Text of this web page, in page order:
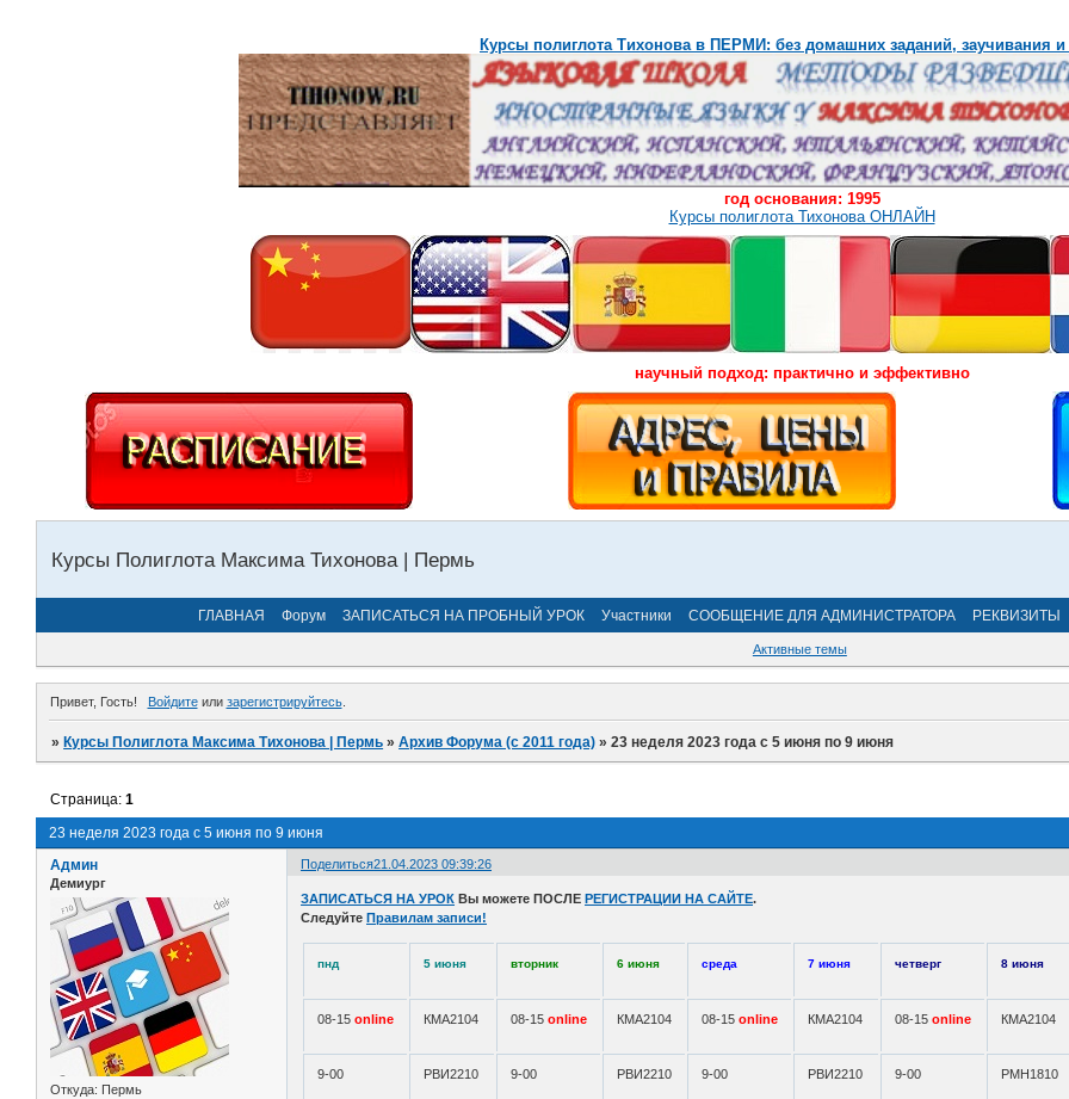
Курсы полиглота Тихонова в ПЕРМИ: без домашних заданий, заучивания и
год основания: 1995
Курсы полиглота Тихонова ОНЛАЙН
научный подход: практично и эффективно
Курсы Полиглота Максима Тихонова | Пермь
ГЛАВНАЯ Форум ЗАПИСАТЬСЯ НА ПРОБНЫЙ УРОК Участники СООБЩЕНИЕ ДЛЯ АДМИНИСТРАТОРА РЕКВИЗИТЫ
Активные темы
Привет, Гость! Войдитеили зарегистрируйтесь.
»Курсы Полиглота Максима Тихонова | Пермь »Архив Форума (с 2011 года) »23 неделя 2023 года с 5 июня по 9 июня
23 неделя 2023 года с 5 июня по 9 июня
Страница:1
Поделиться21.04.2023 09:39:26
Админ
Демиург
Откуда: Пермь
ЗАПИСАТЬСЯ НА УРОК Вы можете ПОСЛЕ РЕГИСТРАЦИИ НА САЙТЕ.
Следуйте Правилам записи!
пнд 5 июня вторник 6 июня среда 7 июня четверг 8 июня
08-15online КМА2104 08-15online КМА2104 08-15online КМА2104 08-15online КМА2104
9-00 РВИ2210 9-00 РВИ2210 9-00 РВИ2210 9-00 РМН1810